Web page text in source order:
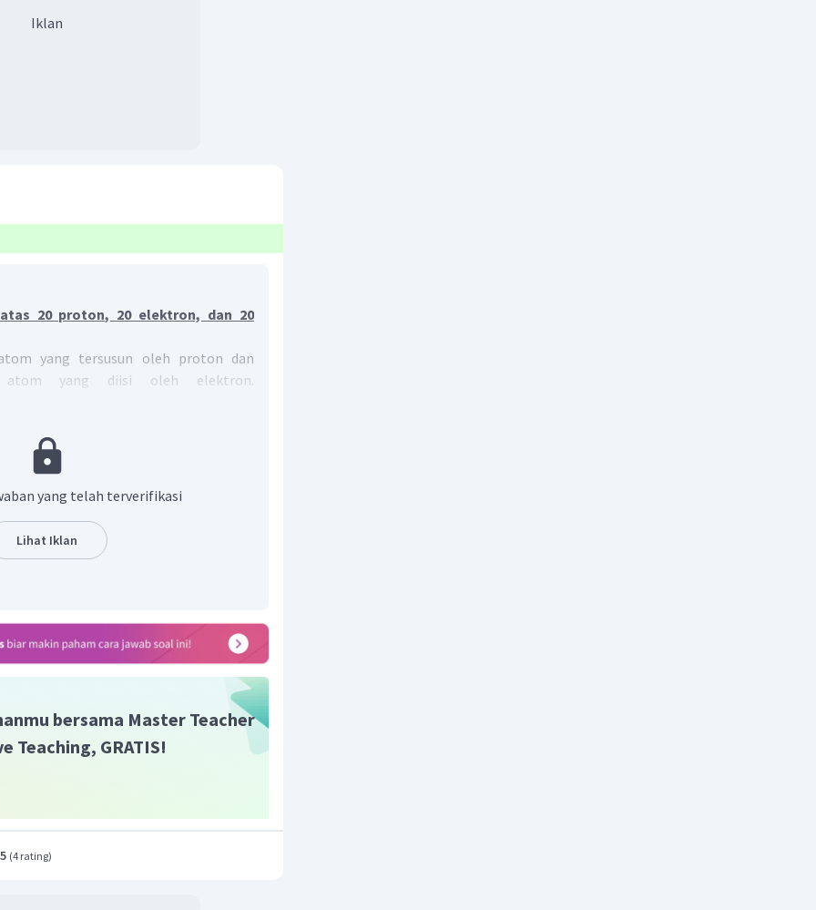
Iklan
20 proton, 20 elektron, dan 20
yang tersusun oleh proton dan
yang diisi oleh elektron.
Z
AX
nomor atom
elektron sama dengan jumlah proton
yang telah terverifikasi
Lihat Iklan
bersama Master Teacher
Teaching, GRATIS!
(4 rating)